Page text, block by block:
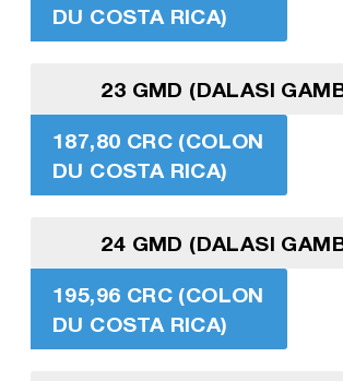
DU COSTA RICA)
23 GMD (DALASI
187,80 CRC (COLON
DU COSTA RICA)
24 GMD (DALASI
195,96 CRC (COLON
DU COSTA RICA)